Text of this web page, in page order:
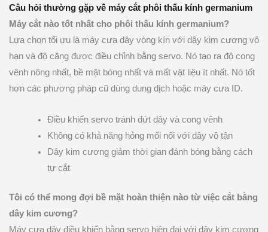
Câu hỏi thường gặp về máy cắt phôi thấu kính germanium
Máy cắt nào tốt nhất cho phôi thấu kính germanium?
Lựa chọn tối ưu là máy cưa dây vòng kín với dây kim cương vô
hạn và độ căng được điều chỉnh bằng servo. Nó tạo ra độ cong
vênh nông nhất, bề mặt bóng nhất và mất vật liệu ít nhất. Nó tốt
hơn các phương pháp cũ dùng dung dịch hoặc máy cưa ID.
Điều khiển servo tránh đứt dây và cong vênh
Không có khả năng hỏng mối nối với dây vô tận
Dây kim cương giảm thời gian đánh bóng bằng cách
tự cắt
Tôi có thể mong đợi bề mặt hoàn thiện nào từ việc cắt bằng
dây kim cương?
Máy cưa dây điều khiển bằng servo hiện đại với dây kim cương